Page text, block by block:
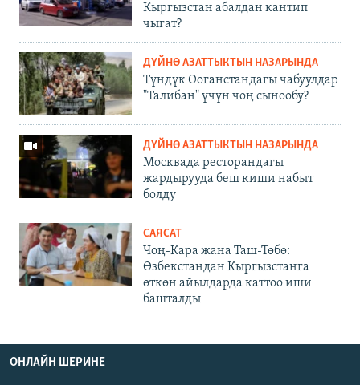
Кыргызстан абалдан кантип
чыгат?
ДҮЙНӨ АЗАТТЫКТЫН НАЗАРЫНДА
Түндүк Ооганстандагы чабуулдар
"Талибан" үчүн чоң сынообу?
ДҮЙНӨ АЗАТТЫКТЫН НАЗАРЫНДА
Москвада ресторандагы
жардырууда беш киши набыт
болду
САЯСАТ
Чоң-Кара жана Таш-Төбө:
Өзбекстандан Кыргызстанга
өткөн айылдарда каттоо иши
башталды
ОНЛАЙН ШЕРИНЕ